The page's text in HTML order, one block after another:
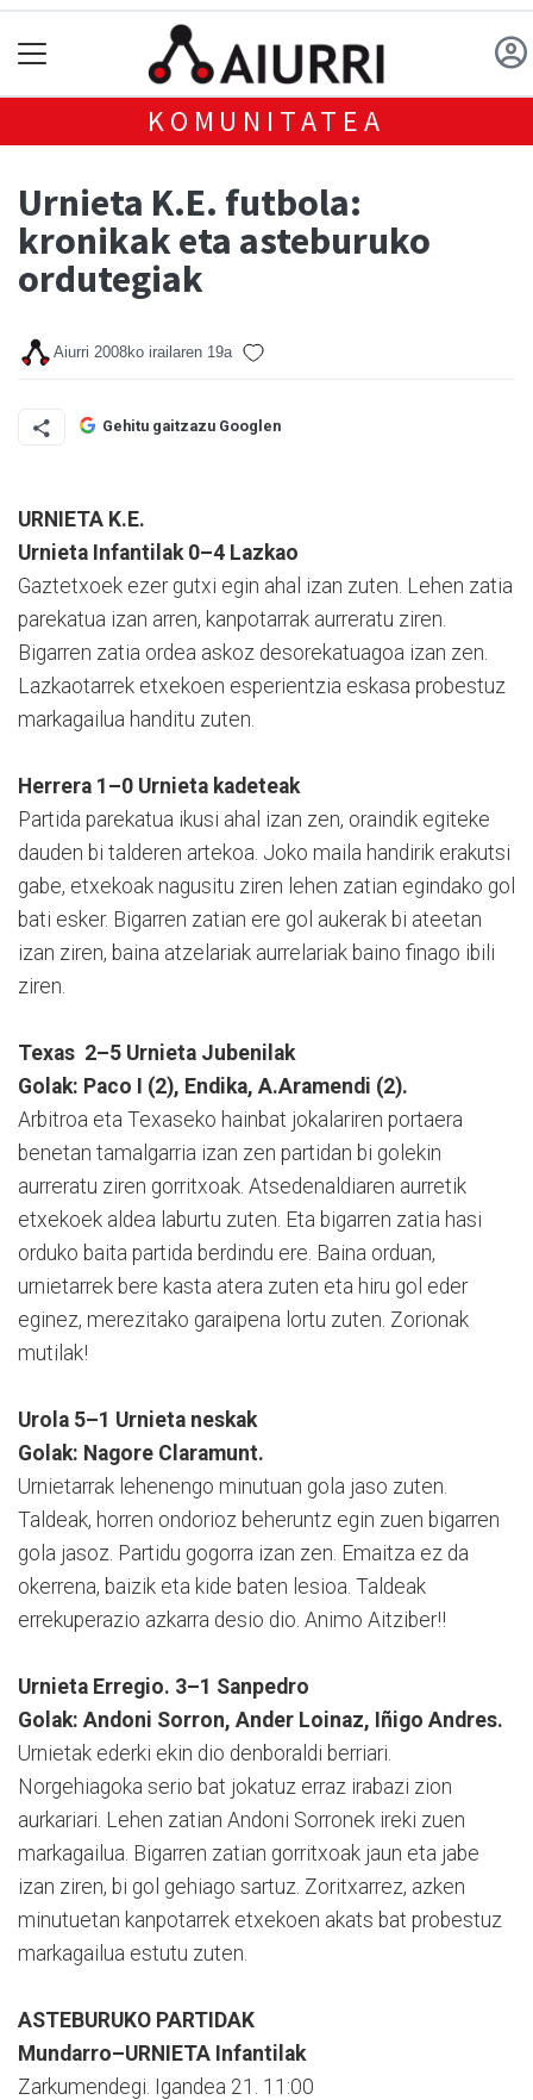
KOMUNITATEA
Urnieta K.E. futbola:
kronikak eta asteburuko
ordutegiak
Aiurri 2008ko irailaren 19a
Gehitu gaitzazu Googlen
URNIETA K.E.
Urnieta Infantilak 0–4 Lazkao
Gaztetxoek ezer gutxi egin ahal izan zuten. Lehen zatia
parekatua izan arren, kanpotarrak aurreratu ziren.
Bigarren zatia ordea askoz desorekatuagoa izan zen.
Lazkaotarrek etxekoen esperientzia eskasa probestuz
markagailua handitu zuten.
Herrera 1–0 Urnieta kadeteak
Partida parekatua ikusi ahal izan zen, oraindik egiteke
dauden bi talderen artekoa. Joko maila handirik erakutsi
gabe, etxekoak nagusitu ziren lehen zatian egindako gol
bati esker. Bigarren zatian ere gol aukerak bi ateetan
izan ziren, baina atzelariak aurrelariak baino finago ibili
ziren.
Texas 2–5 Urnieta Jubenilak
Golak: Paco I (2), Endika, A.Aramendi (2).
Arbitroa eta Texaseko hainbat jokalariren portaera
benetan tamalgarria izan zen partidan bi golekin
aurreratu ziren gorritxoak. Atsedenaldiaren aurretik
etxekoek aldea laburtu zuten. Eta bigarren zatia hasi
orduko baita partida berdindu ere. Baina orduan,
urnietarrek bere kasta atera zuten eta hiru gol eder
eginez, merezitako garaipena lortu zuten. Zorionak
mutilak!
Urola 5–1 Urnieta neskak
Golak: Nagore Claramunt.
Urnietarrak lehenengo minutuan gola jaso zuten.
Taldeak, horren ondorioz beheruntz egin zuen bigarren
gola jasoz. Partidu gogorra izan zen. Emaitza ez da
okerrena, baizik eta kide baten lesioa. Taldeak
errekuperazio azkarra desio dio. Animo Aitziber!!
Urnieta Erregio. 3–1 Sanpedro
Golak: Andoni Sorron, Ander Loinaz, Iñigo Andres.
Urnietak ederki ekin dio denboraldi berriari.
Norgehiagoka serio bat jokatuz erraz irabazi zion
aurkariari. Lehen zatian Andoni Sorronek ireki zuen
markagailua. Bigarren zatian gorritxoak jaun eta jabe
izan ziren, bi gol gehiago sartuz. Zoritxarrez, azken
minutuetan kanpotarrek etxekoen akats bat probestuz
markagailua estutu zuten.
ASTEBURUKO PARTIDAK
Mundarro–URNIETA Infantilak
Zarkumendegi. Igandea 21. 11:00